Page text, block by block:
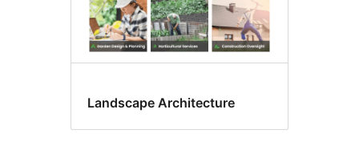
Landscape Architecture